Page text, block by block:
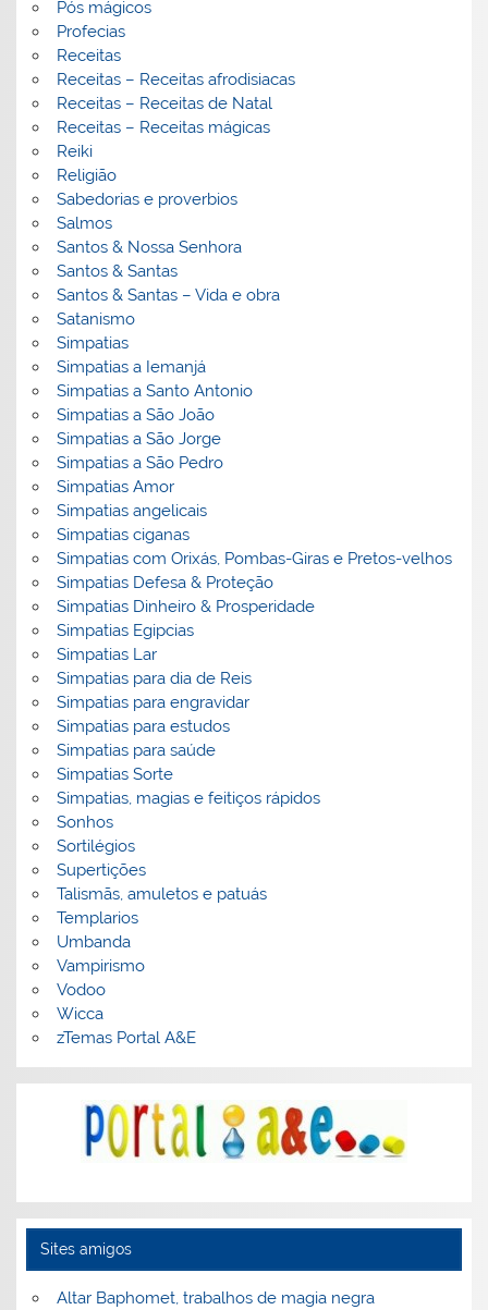
Pós mágicos
Profecias
Receitas
Receitas – Receitas afrodisiacas
Receitas – Receitas de Natal
Receitas – Receitas mágicas
Reiki
Religião
Sabedorias e proverbios
Salmos
Santos & Nossa Senhora
Santos & Santas
Santos & Santas – Vida e obra
Satanismo
Simpatias
Simpatias a Iemanjá
Simpatias a Santo Antonio
Simpatias a São João
Simpatias a São Jorge
Simpatias a São Pedro
Simpatias Amor
Simpatias angelicais
Simpatias ciganas
Simpatias com Orixás, Pombas-Giras e Pretos-velhos
Simpatias Defesa & Proteção
Simpatias Dinheiro & Prosperidade
Simpatias Egipcias
Simpatias Lar
Simpatias para dia de Reis
Simpatias para engravidar
Simpatias para estudos
Simpatias para saúde
Simpatias Sorte
Simpatias, magias e feitiços rápidos
Sonhos
Sortilégios
Supertições
Talismãs, amuletos e patuás
Templarios
Umbanda
Vampirismo
Vodoo
Wicca
zTemas Portal A&E
Sites amigos
Altar Baphomet, trabalhos de magia negra